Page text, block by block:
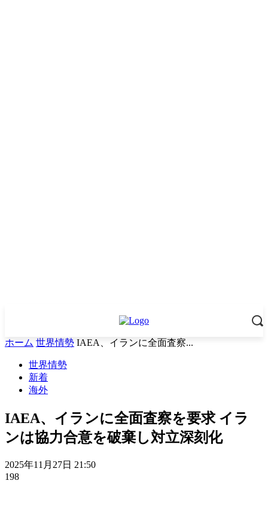
ホーム 世界情勢 IAEA、イランに全面査察...
世界情勢
新着
海外
IAEA、イランに全面査察を要求 イラ
ンは協力合意を破棄し対立深刻化
2025年11月27日 21:50
198